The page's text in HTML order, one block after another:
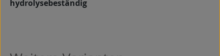
hydrolysebeständig